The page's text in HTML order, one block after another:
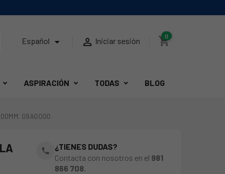
Español   Iniciar sesión shopping_cart
0
ASPIRACIÓN TODAS BLOG
09AG000
phone
¿TIENES DUDAS?
Contacta con nosotros en el 981
866 708.